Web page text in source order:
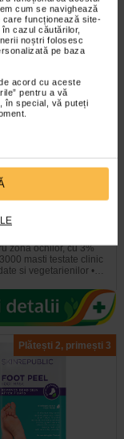
cum se navighează
care funcționează site-
cazul căutărilor,
noștri folosesc
pe baza
acord cu aceste
pentru a vă
în special, vă puteți
• recomandata si…
Plătești 2, primești 3
ochi cu Matrixyl
SKIN REPUBLIC
zona ochilor, cu 3%
masti testate clinic
si vegetarienilor •…
Plătești 2, primești 3